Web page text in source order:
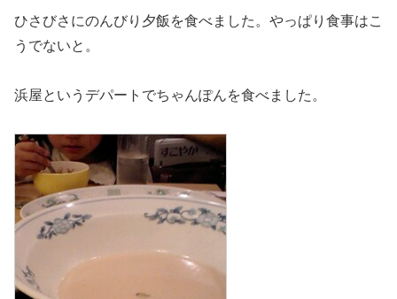
ひさびさにのんびり夕飯を食べました。やっぱり食事はこ
うでないと。
浜屋というデパートでちゃんぽんを食べました。